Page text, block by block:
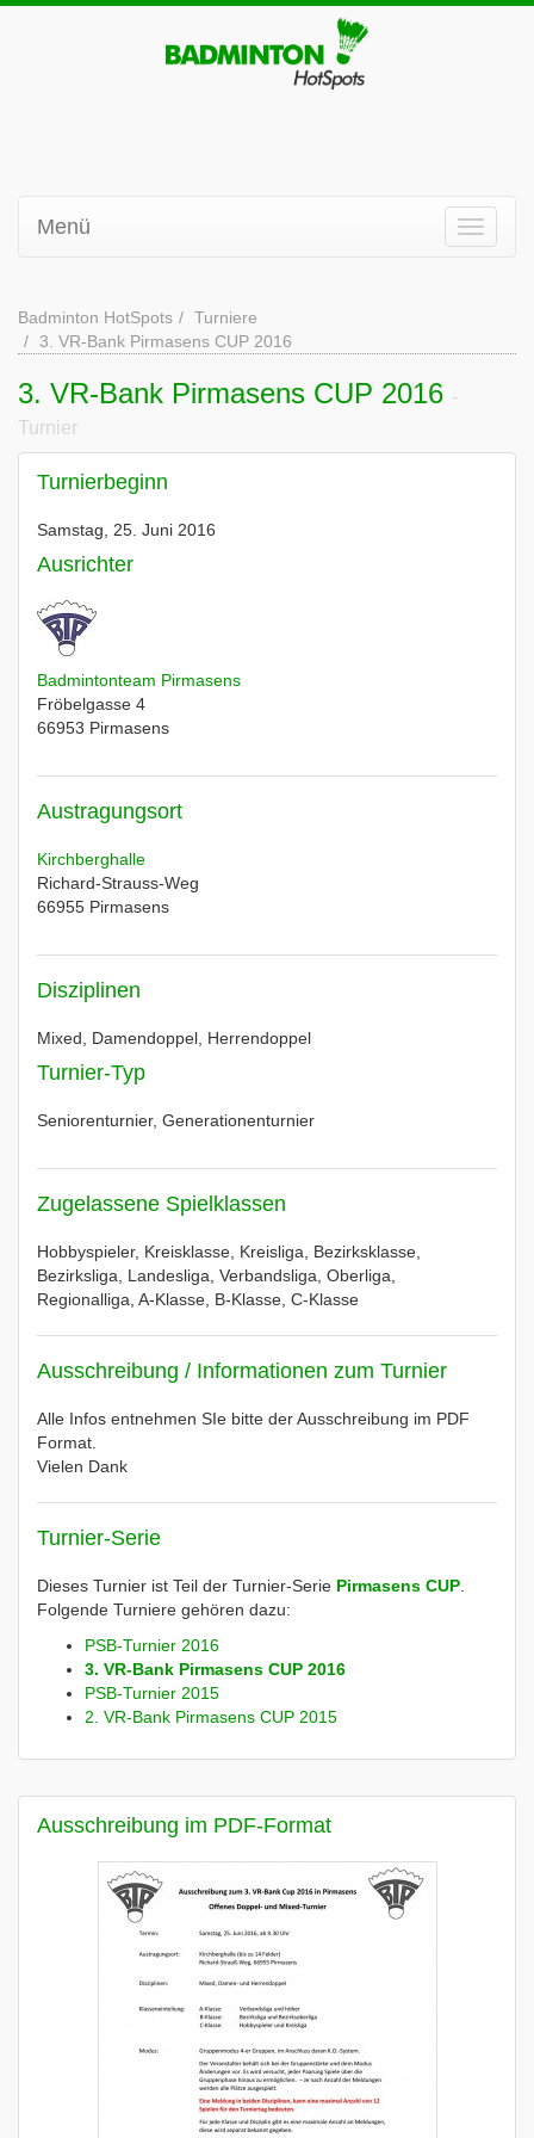
Menü
Badminton HotSpots
Turniere
3. VR-Bank Pirmasens CUP 2016
3. VR-Bank Pirmasens CUP 2016 -
Turnier
Turnierbeginn
Samstag, 25. Juni 2016
Ausrichter
Badmintonteam Pirmasens
Fröbelgasse 4
66953 Pirmasens
Austragungsort
Kirchberghalle
Richard-Strauss-Weg
66955 Pirmasens
Disziplinen
Mixed, Damendoppel, Herrendoppel
Turnier-Typ
Seniorenturnier, Generationenturnier
Zugelassene Spielklassen
Hobbyspieler, Kreisklasse, Kreisliga, Bezirksklasse,
Bezirksliga, Landesliga, Verbandsliga, Oberliga,
Regionalliga, A-Klasse, B-Klasse, C-Klasse
Ausschreibung / Informationen zum Turnier
Alle Infos entnehmen SIe bitte der Ausschreibung im PDF
Format.
Vielen Dank
Turnier-Serie
Dieses Turnier ist Teil der Turnier-Serie Pirmasens CUP
Folgende Turniere gehören dazu:
PSB-Turnier 2016
3. VR-Bank Pirmasens CUP 2016
PSB-Turnier 2015
2. VR-Bank Pirmasens CUP 2015
Ausschreibung im PDF-Format